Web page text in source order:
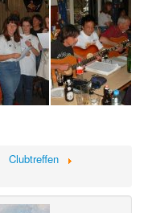
Clubtreffen